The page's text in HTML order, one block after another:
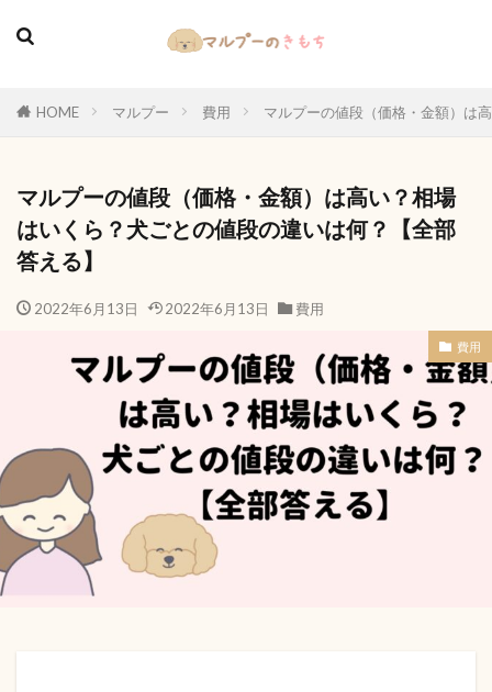
HOME マルプー 費用 マルプーの値段（価格・金額）は
マルプーの値段（価格・金額）は高い？相場
はいくら？犬ごとの値段の違いは何？【全部
答える】
2022年6月13日 2022年6月13日 費用
費用